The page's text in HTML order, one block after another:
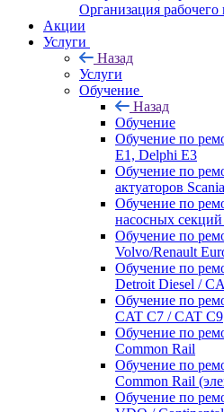
Организация рабочего
Акции
Услуги
Назад
Услуги
Обучение
Назад
Обучение
Обучение по
E1, Delphi E3
Обучение по
актуаторов
Обучение по
насосных
Обучение по
Volvo/Renault
Обучение по
Detroit Diesel /
Обучение по
CAT C7 / CAT C9
Обучение по
Common Rail
Обучение по
Common Rail
Обучение по